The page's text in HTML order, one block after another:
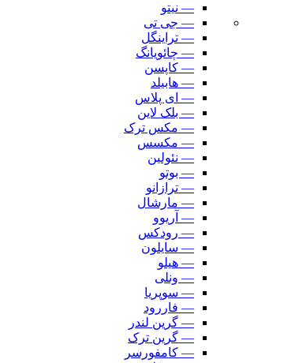
— نیتو
— جی تی
— تراینگل
— چائویانگ
— کاپسن
— هابیلد
— ای پلاس
— بلک لاین
— مکس ترک
— مکسس
— نئولین
— بوتو
— ترازانو
— مارشال
— آریوو
— رودکس
— سایلون
— هیلو
— ونلی
— سوپریا
— فاررود
— گرین لندر
— گرین ترک
— کامفورسر